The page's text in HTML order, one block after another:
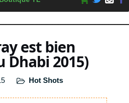
est bien
Dhabi 2015)
Hot Shots